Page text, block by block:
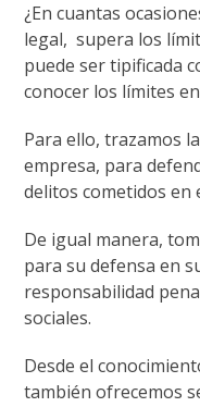
¿En cuantas
legal, supera los
puede ser tipificada
conocer los límites
Para ello, trazamos
empresa, para
delitos cometidos en
De igual manera,
para su defensa en
responsabilidad
sociales.
Desde el
también ofrecemos